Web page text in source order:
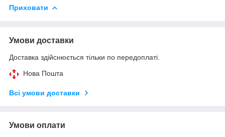
Приховати
Умови доставки
Доставка здійснюється тільки по передоплаті.
Нова Пошта
Всі умови доставки
Умови оплати